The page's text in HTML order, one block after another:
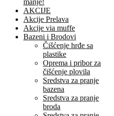
manje!
AKCIJE
Akcije Prelava
Akcije via muffe
Bazeni i Brodovi
Čišćenje hrđe sa
plastike
Oprema i pribor za
čišćenje plovila
Sredstva za pranje
bazena
Sredstva za pranje
broda